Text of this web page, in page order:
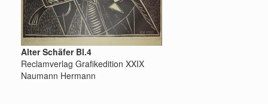
Alter Schäfer Bl.4
Reclamverlag Grafikedition XXIX
Naumann Hermann